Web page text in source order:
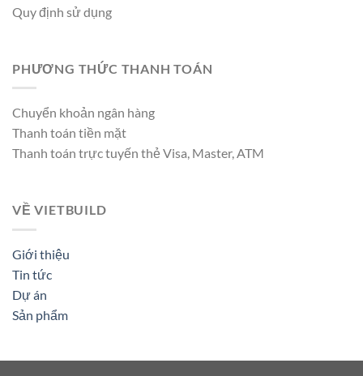
Quy định sử dụng
PHƯƠNG THỨC THANH TOÁN
Chuyển khoản ngân hàng
Thanh toán tiền mặt
Thanh toán trực tuyến thẻ Visa, Master, ATM
VỀ VIETBUILD
Giới thiệu
Tin tức
Dự án
Sản phẩm